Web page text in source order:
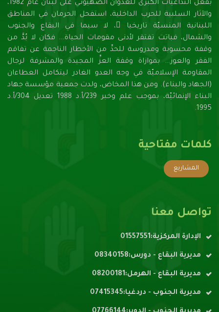
بفعل التداعيات الكبرى للعدوان الصهيونـي على لبنان عام 1982،
والآثار السلبية للحرب الداخلية، استفحل الحرمان في المناطق
اللبنانية المنسيّة تاريخيا ً، لا سيما في البقاع والجنوب
والشمال، فباتت تفتقر لأدنـى مقومات الحياة... فكان لا بُدَّ من
وقفة محسوبة ومدروسة للحدِّ من الأخطار الناجمة عن تفاقم
الفقر والعوز... بموازاة وقفة العزِّ المجيدة والمشرفة لرجال
المقاومة الإسلاميّة في وجه العدو الغادر ليتكامل العطاءان
(الجهاد والبناء). ومن هذا المخاض، ولدت جمعية مؤسسة جهاد
البناء الإنمائيّة، بموجب علم وخبر 239/أ.د 1988 تعديل 304/أ.د
1995.
كلمات مفتاحية
المشاريع
تواصل معنا
الإدارة المركزية:01557551
مديرية البقاع - دورس:08340158
مديرية البقاع - الهرمل:08200181
مديرية الجنوب - دردغيا:07415345